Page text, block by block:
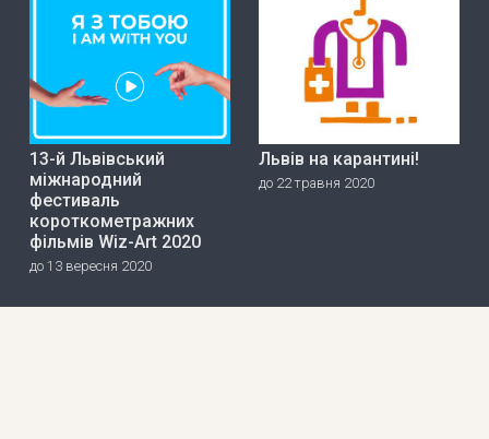
13-й Львівський
міжнародний
фестиваль
короткометражних
фільмів Wiz-Art 2020
до 13 вересня 2020
Львів на карантині!
до 22 травня 2020